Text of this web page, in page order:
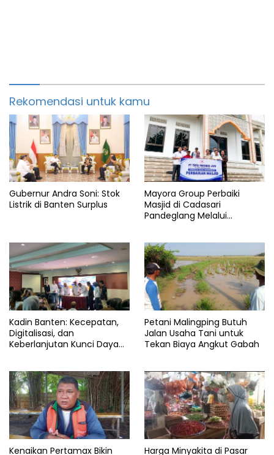
Rekomendasi untuk kamu
Gubernur Andra Soni: Stok
Listrik di Banten Surplus
Mayora Group Perbaiki
Masjid di Cadasari
Pandeglang Melalui
Kadin Banten: Kecepatan,
Digitalisasi, dan
Keberlanjutan Kunci Daya
Petani Malingping Butuh
Jalan Usaha Tani untuk
Tekan Biaya Angkut Gabah
Kenaikan Pertamax Bikin Harga Minyakita di Pasar